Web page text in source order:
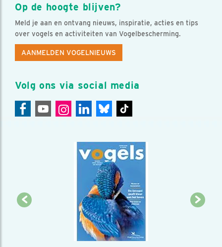
Op de hoogte blijven?
Meld je aan en ontvang nieuws, inspiratie, acties en tips
over vogels en activiteiten van Vogelbescherming.
AANMELDEN VOGELNIEUWS
Volg ons via social media